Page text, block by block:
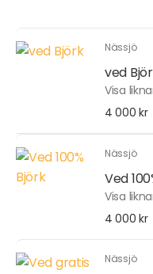
Nässjö
ved
Visa
4 000 kr
Nässjö
Ved
Visa
4 000 kr
Nässjö